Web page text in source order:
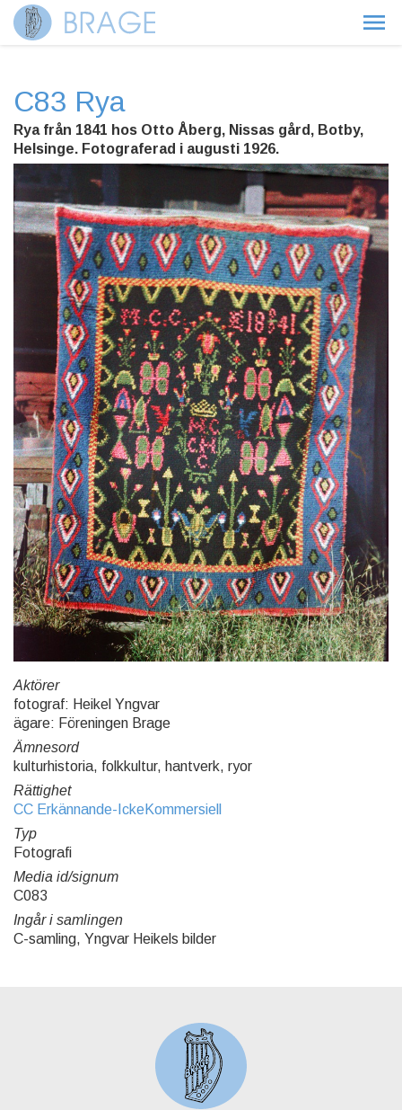
C83 Rya
Rya från 1841 hos Otto Åberg, Nissas gård, Botby,
Helsinge. Fotograferad i augusti 1926.
Aktörer
fotograf: Heikel Yngvar
ägare: Föreningen Brage
Ämnesord
kulturhistoria, folkkultur, hantverk, ryor
Rättighet
CC Erkännande-IckeKommersiell
Typ
Fotografi
Media id/signum
C083
Ingår i samlingen
C-samling, Yngvar Heikels bilder